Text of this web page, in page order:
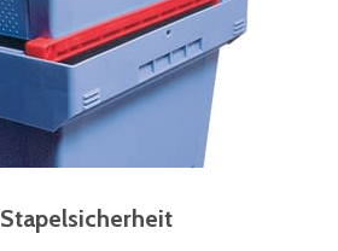
Stapelsicherheit